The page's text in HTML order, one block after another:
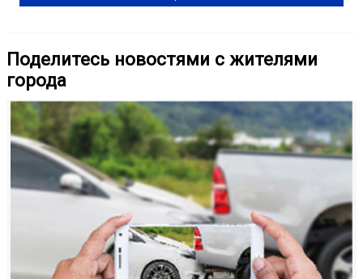
Поделитесь новостями с жителями
города